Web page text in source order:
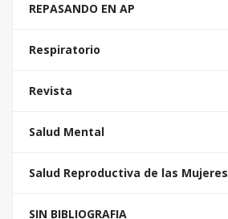
REPASANDO EN AP
Respiratorio
Revista
Salud Mental
Salud Reproductiva de las Mujeres
SIN BIBLIOGRAFIA